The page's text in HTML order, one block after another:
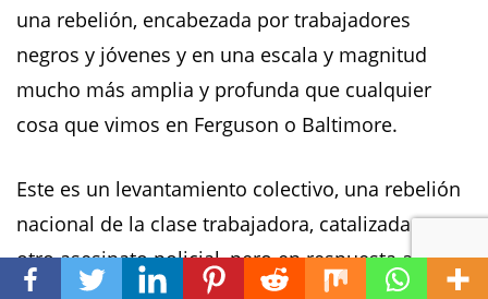
una rebelión, encabezada por trabajadores
negros y jóvenes y en una escala y magnitud
mucho más amplia y profunda que cualquier
cosa que vimos en Ferguson o Baltimore.
Este es un levantamiento colectivo, una rebelión
nacional de la clase trabajadora, catalizada por
otro asesinato policial, pero en respuesta a algo